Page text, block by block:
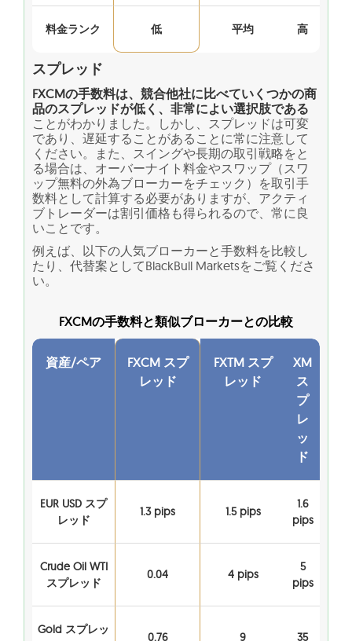
料金ランク 低 平均 高
スプレッド
FXCMの手数料は、競合他社に比べていくつかの商
品のスプレッドが低く、非常によい選択肢である
ことがわかりました。しかし、スプレッドは可変
であり、遅延することがあることに常に注意して
ください。また、スイングや長期の取引戦略をと
る場合は、オーバーナイト料金やスワップ（スワ
ップ無料の外為ブローカーをチェック）を取引手
数料として計算する必要がありますが、アクティ
ブトレーダーは割引価格も得られるので、常に良
いことです。
例えば、以下の人気ブローカーと手数料を比較し
たり、代替案としてBlackBull Marketsをご覧くださ
い。
FXCMの手数料と類似ブローカーとの比較
資産/ペア
FXCM スプ
レッド
FXTM スプ
レッド
XM
ス
プ
レ
ッ
ド
EUR USD スプ
レッド
1.3 pips 1.5 pips
1.6
pips
Crude Oil WTI
スプレッド
0.04 4 pips
5
pips
Gold スプレッ
0.76 9 35